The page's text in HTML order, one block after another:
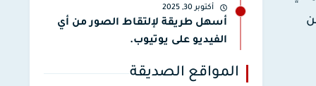
أكتوبر 30, 2025
أسهل طريقة لإلتقاط الصور من أي
الفيديو على يوتيوب.
المواقع الصديقة